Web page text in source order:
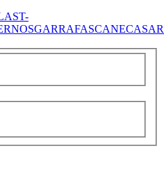
T-
GARRAFASCANECASAR